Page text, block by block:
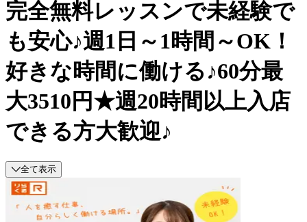
完全無料レッスンで未経験で
も安心♪週1日～1時間～OK！
好きな時間に働ける♪60分最
大3510円★週20時間以上入店
できる方大歓迎♪
全て表示